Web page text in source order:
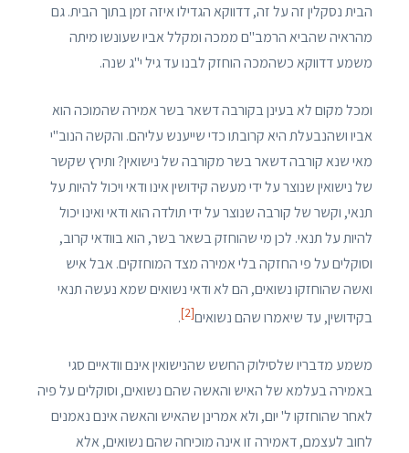
הבית נסקלין זה על זה, דדווקא הגדילו איזה זמן בתוך הבית. גם
מהראיה שהביא הרמב"ם ממכה ומקלל אביו שעונשו מיתה
משמע דדווקא כשהמכה הוחזק לבנו עד גיל י"ג שנה.
ומכל מקום לא בעינן בקורבה דשאר בשר אמירה שהמוכה הוא
אביו ושהנבעלת היא קרובתו כדי שייענש עליהם. והקשה הנוב"י
מאי שנא קורבה דשאר בשר מקורבה של נישואין? ותירץ שקשר
של נישואין שנוצר על ידי מעשה קידושין אינו ודאי ויכול להיות על
תנאי, וקשר של קורבה שנוצר על ידי תולדה הוא ודאי ואינו יכול
להיות על תנאי. לכן מי שהוחזק בשאר בשר, הוא בוודאי קרוב,
וסוקלים על פי החזקה בלי אמירה מצד המוחזקים. אבל איש
ואשה שהוחזקו נשואים, הם לא ודאי נשואים שמא נעשה תנאי
בקידושין, עד שיאמרו שהם נשואים[2]
.
משמע מדבריו שלסילוק החשש שהנישואין אינם וודאיים סגי
באמירה בעלמא של האיש והאשה שהם נשואים, וסוקלים על פיה
לאחר שהוחזקו ל' יום, ולא אמרינן שהאיש והאשה אינם נאמנים
לחוב לעצמם, דאמירה זו אינה מוכיחה שהם נשואים, אלא